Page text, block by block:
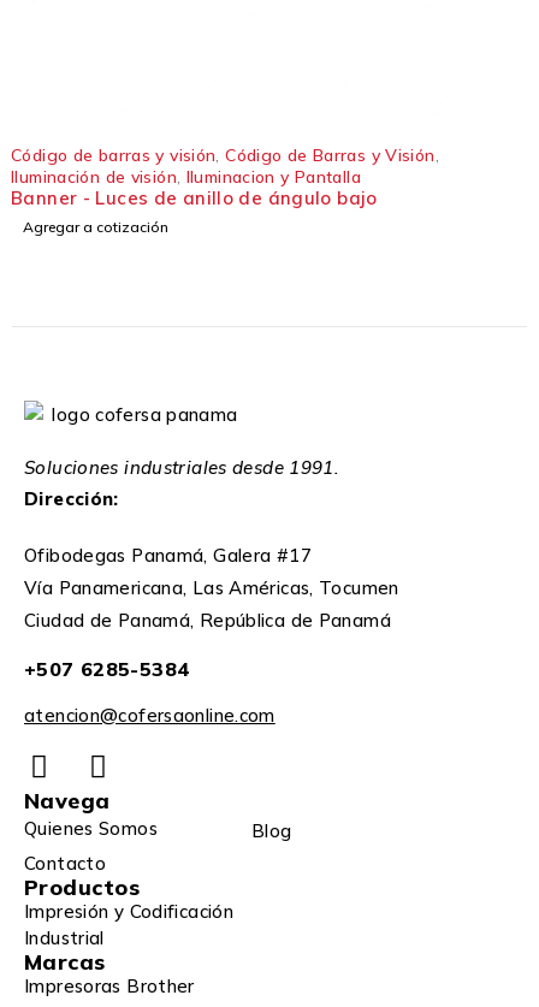
Código de barras y visión ,Código de Barras y Visión
Iluminación de visión Iluminacion y Pantalla
Banner - Luces de anillo de ángulo bajo
Agregar a cotización
Soluciones industriales desde 1991.
Dirección:
Ofibodegas Panamá, Galera #17
Vía Panamericana, Las Américas, Tocumen
Ciudad de Panamá, República de Panamá
+507 6285-5384
atencion@cofersaonline.com
Navega
Quienes Somos
Blog
Contacto
Productos
Impresión y Codificación
Industrial
Marcas
Impresoras Brother